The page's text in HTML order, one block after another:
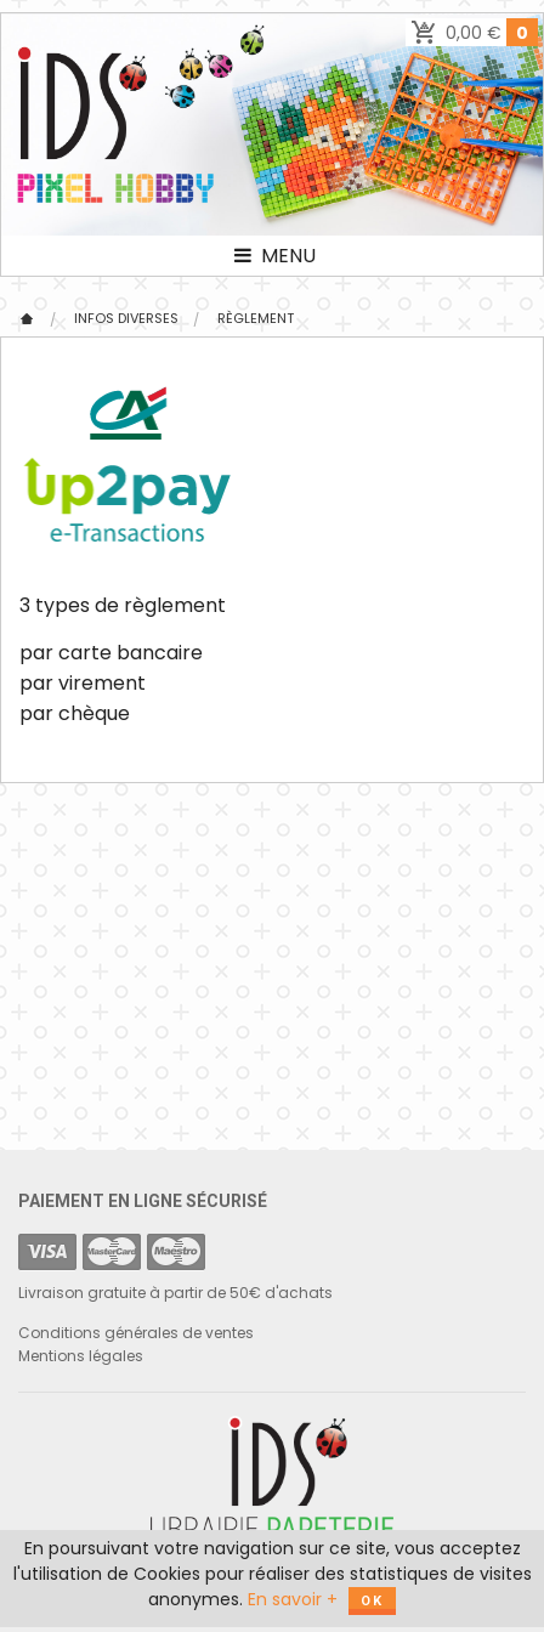
0,00 € 0
MENU
INFOS DIVERSES RÈGLEMENT
3 types de règlement
par carte bancaire
par virement
par chèque
PAIEMENT EN LIGNE SÉCURISÉ
Livraison gratuite à partir de 50€ d'achats
Conditions générales de ventes
Mentions légales
Les Binets
18300 Gardefort
Tél : 06 09 52 03 23 / 06 81 57 90 21
En poursuivant votre navigation sur ce site, vous acceptez
l'utilisation de Cookies pour réaliser des statistiques de visites
anonymes. En savoir + OK